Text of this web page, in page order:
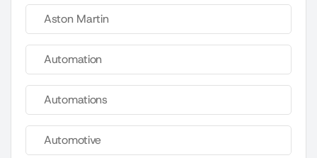
Aston Martin
Automation
Automations
Automotive